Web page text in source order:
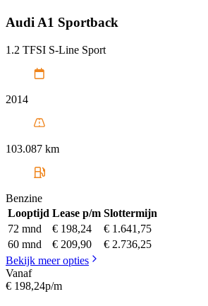
AudiA1 Sportback
1.2 TFSI S-Line Sport
2014
103.087 km
Benzine
Looptijd Lease p/m Slottermijn
72 mnd
€ 198,24
€ 1.641,75
60 mnd
€ 209,90
€ 2.736,25
Bekijk meer opties
Vanaf
€ 198,24p/m